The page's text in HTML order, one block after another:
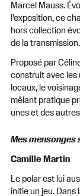
Marcel Mauss.
l’exposition, ce
hors collection
de la transmission…
Proposé par
construit avec les
locaux, le
mêlant pratique
unes et des
Mes
Camille Martin
Le polar est lui
initie un jeu.